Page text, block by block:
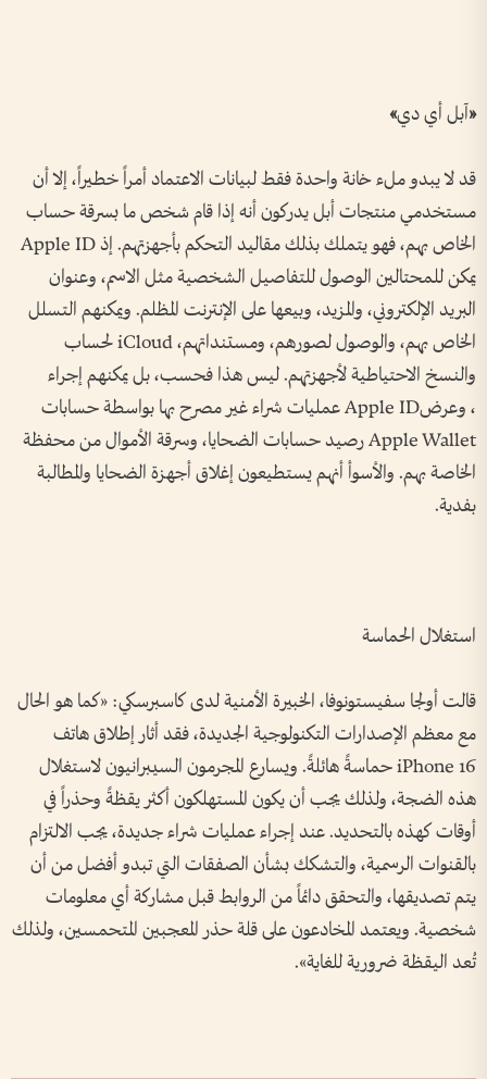
«آبل أي دي»
قد لا يبدو ملء خانة واحدة فقط لبيانات الاعتماد أمراً خطيراً، إلا أن
مستخدمي منتجات أبل يدركون أنه إذا قام شخص ما بسرقة حساب
Apple IDالخاص بهم، فهو يتملك بذلك مقاليد التحكم بأجهزتهم. إذ
يمكن للمحتالين الوصول للتفاصيل الشخصية مثل الاسم، وعنوان
البريد الإلكتروني، والمزيد، وبيعها على الإنترنت المظلم. ويمكنهم التسلل
لحسابiCloudالخاص بهم، والوصول لصورهم، ومستنداتهم،
والنسخ الاحتياطية لأجهزتهم. ليس هذا فحسب، بل يمكنهم إجراء
عمليات شراء غير مصرح بها بواسطة حساباتApple ID، وعرض
رصيد حسابات الضحايا، وسرقة الأموال من محفظةApple Wallet
الخاصة بهم. والأسوأ أنهم يستطيعون إغلاق أجهزة الضحايا والمطالبة
بفدية.
استغلال الحماسة
قالت أولجا سفيستونوفا، الخبيرة الأمنية لدى كاسبرسكي: «كما هو الحال
مع معظم الإصدارات التكنولوجية الجديدة، فقد أثار إطلاق هاتف
iPhone 16حماسةً هائلةً. ويسارع المجرمون السيبرانيون لاستغلال
هذه الضجة، ولذلك يجب أن يكون المستهلكون أكثر يقظةً وحذراً في
أوقات كهذه بالتحديد. عند إجراء عمليات شراء جديدة، يجب الالتزام
بالقنوات الرسمية، والتشكك بشأن الصفقات التي تبدو أفضل من أن
يتم تصديقها، والتحقق دائماً من الروابط قبل مشاركة أي معلومات
شخصية. ويعتمد المخادعون على قلة حذر المعجبين المتحمسين، ولذلك
تُعد اليقظة ضرورية للغاية».